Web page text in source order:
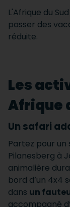
L'Afrique du
passer des
réduite.
Les
Afrique
Un safari
Partez pour un
Pilanesberg à
animalière
bord d’un
dans un
accompagné